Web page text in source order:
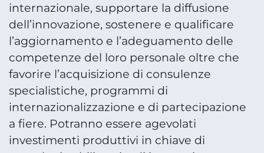
internazionale, supportare la diffusione
dell’innovazione, sostenere e qualificare
l’aggiornamento e l’adeguamento delle
competenze del loro personale oltre che
favorire l’acquisizione di consulenze
specialistiche, programmi di
internazionalizzazione e di partecipazione
a fiere. Potranno essere agevolati
investimenti produttivi in chiave di